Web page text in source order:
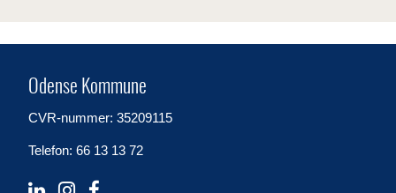
Odense Kommune
CVR-nummer: 35209115
Telefon: 66 13 13 72